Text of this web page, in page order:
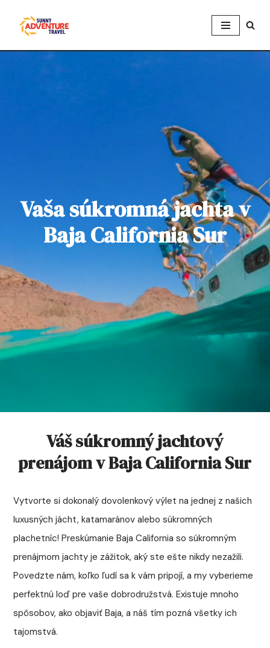
Preskočiť
na
Vaša súkromná jachta v
Baja California Sur
Váš súkromný jachtový
prenájom v Baja California Sur
Vytvorte si dokonalý dovolenkový výlet na jednej z našich
luxusných jácht, katamaránov alebo súkromných
plachetníc! Preskúmanie Baja California so súkromným
prenájmom jachty je zážitok, aký ste ešte nikdy nezažili.
Povedzte nám, koľko ľudí sa k vám pripojí, a my vyberieme
perfektnú loď pre vaše dobrodružstvá. Existuje mnoho
spôsobov, ako objaviť Baja, a náš tím pozná všetky ich
tajomstvá.